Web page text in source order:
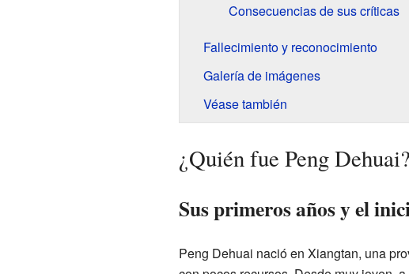
Consecuencias de sus críticas
Fallecimiento y reconocimiento
Galería de imágenes
Véase también
¿Quién fue Peng Dehuai?
Sus primeros años y el
Peng Dehuai nació en Xiangtan, una